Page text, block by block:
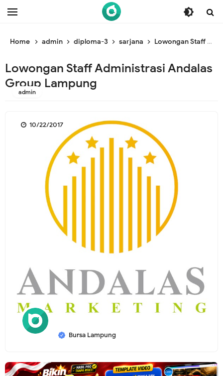
/* ganti br end */
Home admin diploma-3 sarjana Lowongan Staff Administrasi Andalas Group Lampung
Lowongan Staff Administrasi Andalas
Group Lampung
admin
Bursa Lampung
10/22/2017